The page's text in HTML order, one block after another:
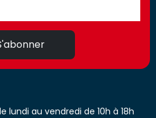
lundi au vendredi de 10h à 18h